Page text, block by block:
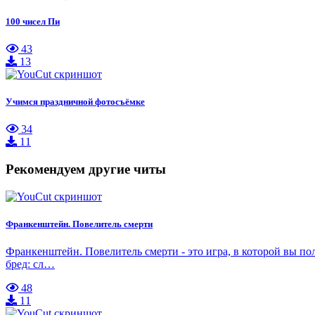
100 чисел Пи
43
13
Учимся праздничной фотосъёмке
34
11
Рекомендуем другие читы
Франкенштейн. Повелитель смерти
Франкенштейн. Повелитель смерти - это игра, в которой вы
бред: сл…
48
11